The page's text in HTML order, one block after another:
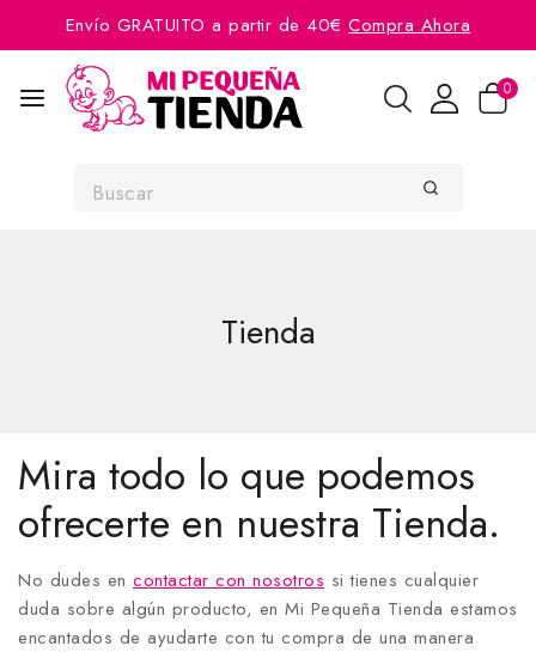
Envío GRATUITO a partir de 40€Compra Ahora
0
Tienda
Mira todo lo que podemos
ofrecerte en nuestra Tienda.
No dudes en contactar con nosotros si tienes cualquier
duda sobre algún producto, en Mi Pequeña Tienda estamos
encantados de ayudarte con tu compra de una manera